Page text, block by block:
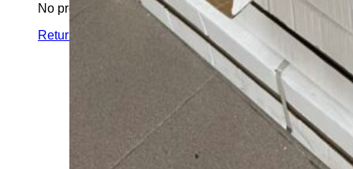
No products in the cart.
Return to shop